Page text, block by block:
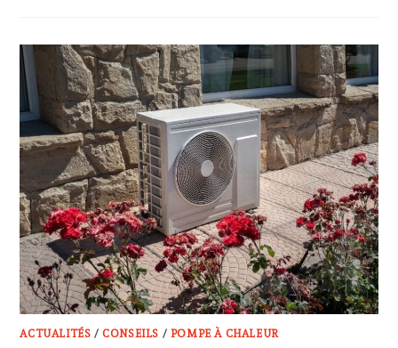
POUR
LES
ÉNERGIES
RENOUVELABLES
!
ACTUALITÉS /CONSEILS / POMPE À CHALEUR